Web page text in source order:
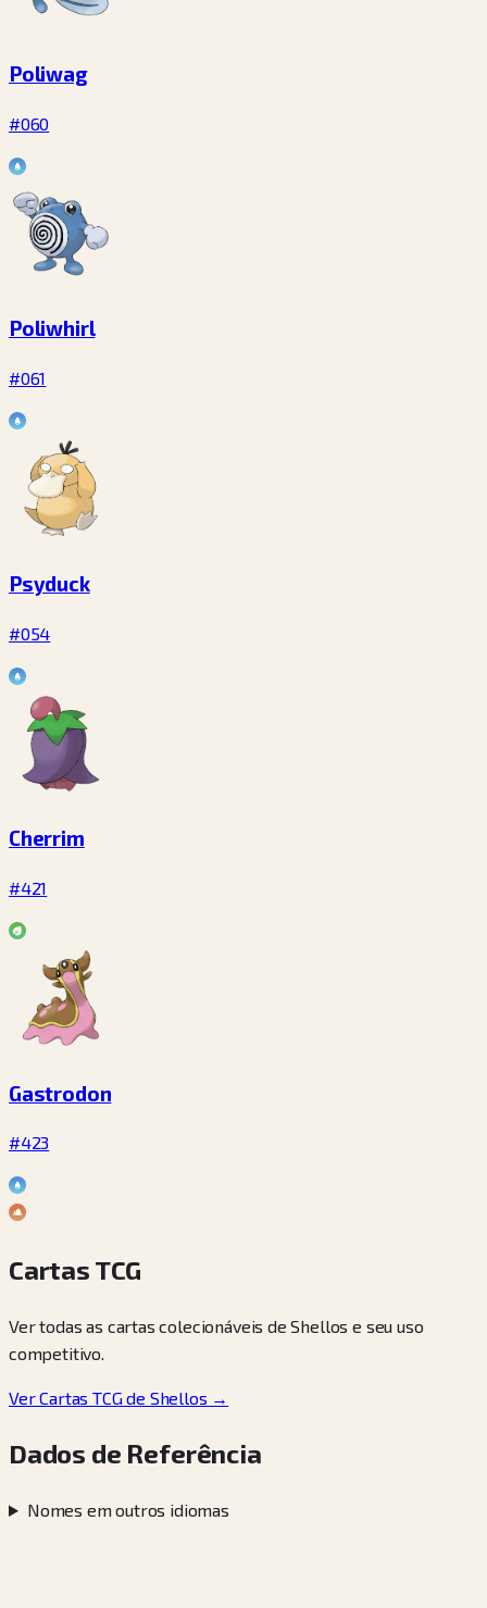
Poliwag
#060
Poliwhirl
#061
Psyduck
#054
Cherrim
#421
Gastrodon
#423
Cartas TCG
Ver todas as cartas colecionáveis de Shellos e seu uso
competitivo.
Ver Cartas TCG de Shellos →
Dados de Referência
Nomes em outros idiomas